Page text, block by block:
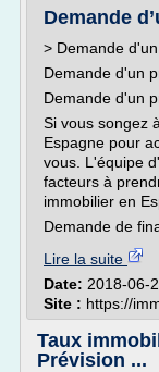
Demande
> Demande
Demande d'un
Demande d'un
Si vous songez
Espagne pour
vous. L'équipe
facteurs à
immobilier en
Demande de
Lire la suite
Date: 2018-06-
Site : https://
Taux
Prévision ...